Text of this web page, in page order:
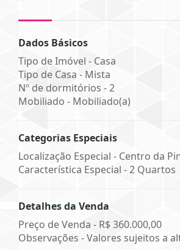
Dados Básicos
Tipo de Imóvel - Casa
Tipo de Casa - Mista
Nº de dormitórios - 2
Mobiliado - Mobiliado(a)
Categorias Especiais
Localização Especial - Centro da
Característica Especial - 2 Quartos
Detalhes da Venda
Preço de Venda - R$ 360.000,00
Observações - Valores sujeitos a